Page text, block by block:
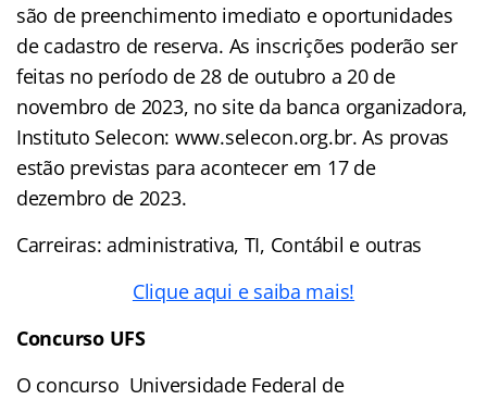
são de preenchimento imediato e oportunidades
de cadastro de reserva. As inscrições poderão ser
feitas no período de 28 de outubro a 20 de
novembro de 2023, no site da banca organizadora,
Instituto Selecon: www.selecon.org.br. As provas
estão previstas para acontecer em 17 de
dezembro de 2023.
Carreiras: administrativa, TI, Contábil e outras
Clique aqui e saiba mais!
Concurso UFS
O concurso Universidade Federal de